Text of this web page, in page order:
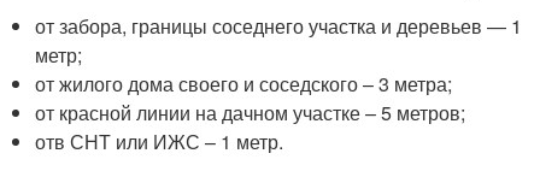
от забора, границы соседнего участка и деревьев — 1
метр;
от жилого дома своего и соседского – 3 метра;
от красной линии на дачном участке – 5 метров;
отв СНТ или ИЖС – 1 метр.